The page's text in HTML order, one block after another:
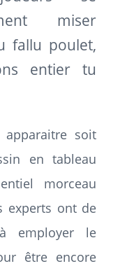
miser
fallu poulet,
entier tu
apparaitre soit
en tableau
morceau
experts ont de
employer le
être encore